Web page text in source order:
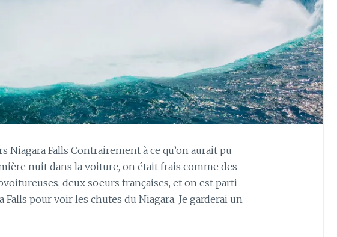
Niagara Falls Contrairement à ce qu’on aurait pu
nuit dans la voiture, on était frais comme des
deux soeurs françaises, et on est parti
pour voir les chutes du Niagara. Je garderai un